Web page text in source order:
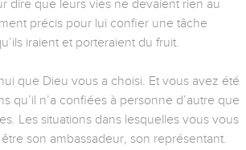
dire que leurs vies ne devaient rien au
précis pour lui confier une tâche
iraient et porteraient du fruit.
que Dieu vous a choisi. Et vous avez été
qu’il n’a confiées à personne d’autre que
Les situations dans lesquelles vous vous
son ambassadeur, son représentant.